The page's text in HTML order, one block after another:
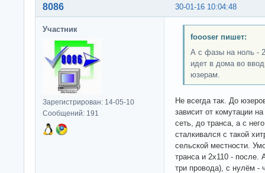
30-01-16 10:04:48
8086
Участник
Зарегистрирован: 14-05-10
Сообщений: 191
foooser пишет:
А с фазы на ноль -
идет в дома во
юзерам.
Не всегда так. До
зависит от комутации
сеть, до транса, а с
сталкивался с такой
сельской местности.
транса и 2х110 -
три провода), с нулём -